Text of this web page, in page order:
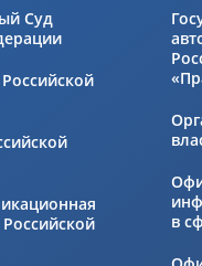
Суд
в